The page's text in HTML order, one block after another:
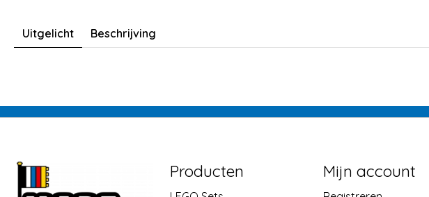
Uitgelicht Beschrijving
Producten Mijn account